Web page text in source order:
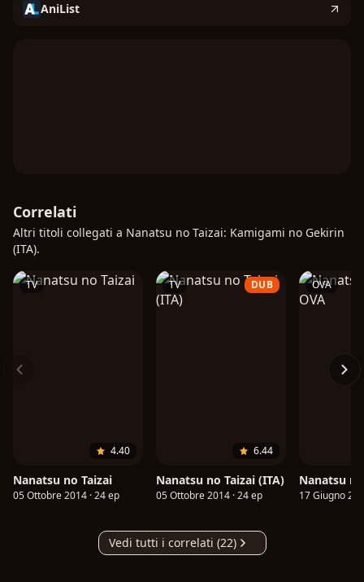
AniList
Correlati
Altri titoli collegati a Nanatsu no Taizai: Kamigami no Gekirin
(ITA).
TV
4.40
Nanatsu no Taizai
05 Ottobre 2014 · 24 ep
TV DUB
6.44
Nanatsu no Taizai (ITA)
05 Ottobre 2014 · 24 ep
OVA
Nanatsu
17 Giugno
Vedi tutti i correlati (22)